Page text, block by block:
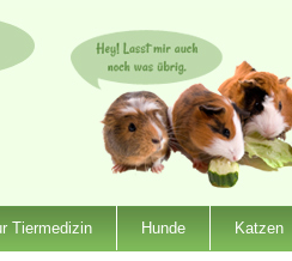
Tiermedizin Hunde Katzen